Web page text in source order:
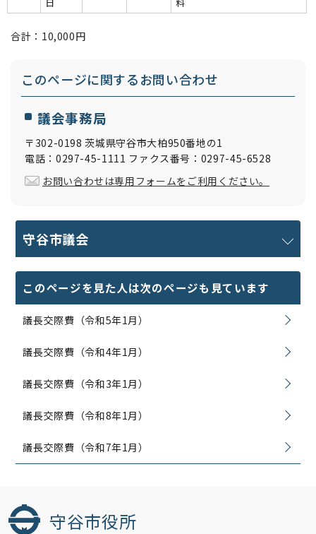
合計：10,000円
このページに関するお問い合わせ
議会事務局
〒302-0198 茨城県守谷市大柏950番地の1
電話：0297-45-1111 ファクス番号：0297-45-6528
お問い合わせは専用フォームをご利用ください。
守谷市議会
このページを見た人は次のページも見ています
議長交際費（令和5年1月）
議長交際費（令和4年1月）
議長交際費（令和3年1月）
議長交際費（令和8年1月）
議長交際費（令和7年1月）
守谷市役所